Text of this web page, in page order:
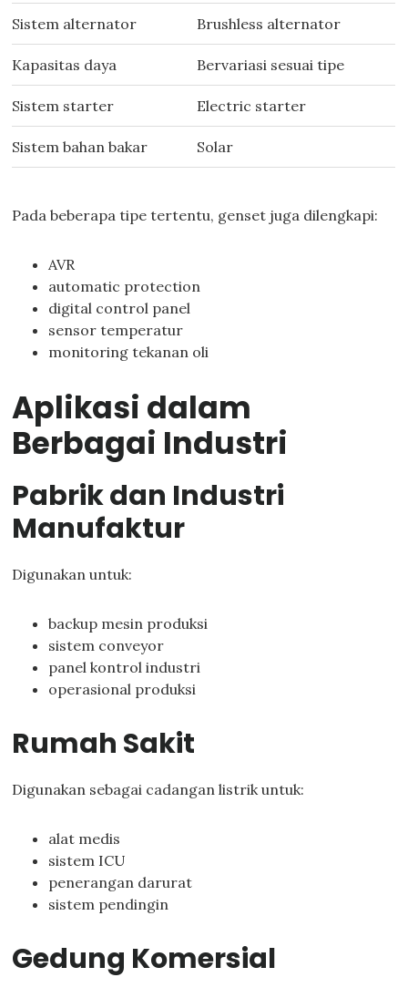
Sistem alternator Brushless alternator
Kapasitas daya Bervariasi sesuai tipe
Sistem starter Electric starter
Sistem bahan bakar Solar
Pada beberapa tipe tertentu, genset juga dilengkapi:
AVR
automatic protection
digital control panel
sensor temperatur
monitoring tekanan oli
Aplikasi dalam
Berbagai Industri
Pabrik dan Industri
Manufaktur
Digunakan untuk:
backup mesin produksi
sistem conveyor
panel kontrol industri
operasional produksi
Rumah Sakit
Digunakan sebagai cadangan listrik untuk:
alat medis
sistem ICU
penerangan darurat
sistem pendingin
Gedung Komersial